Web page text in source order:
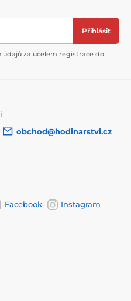
Přihlásit
údajů za účelem registrace do
obchod@hodinarstvi.cz
Facebook Instagram